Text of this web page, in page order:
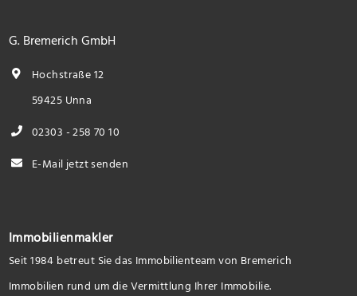
G. Bremerich GmbH
Hochstraße 12
59425 Unna
02303 - 258 70 10
E-Mail jetzt senden
Immobilienmakler
Seit 1984 betreut Sie das Immobilienteam von Bremerich
Immobilien rund um die Vermittlung Ihrer Immobilie.